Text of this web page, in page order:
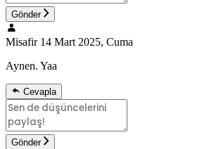
Gönder
Misafir 14 Mart 2025, Cuma
Aynen. Yaa
Cevapla
Gönder